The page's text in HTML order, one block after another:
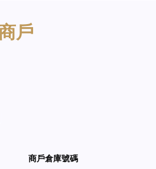
戶
商戶倉庫號碼